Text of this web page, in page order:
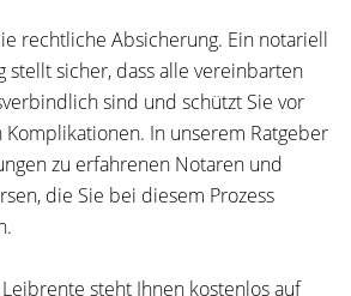
rechtliche Absicherung. Ein notariell
stellt sicher, dass alle vereinbarten
sind und schützt Sie vor
In unserem Ratgeber
zu erfahrenen Notaren und
die Sie bei diesem Prozess
steht Ihnen kostenlos auf